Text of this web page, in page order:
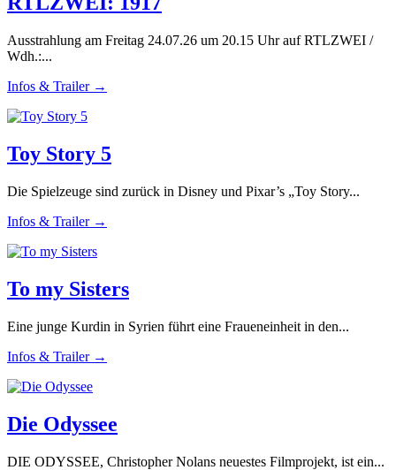
Ausstrahlung am Freitag 24.07.26 um 20.15 Uhr auf RTLZWEI /
Wdh.:...
Infos & Trailer →
Toy Story 5
Die Spielzeuge sind zurück in Disney und Pixar’s „Toy Story...
Infos & Trailer →
To my Sisters
Eine junge Kurdin in Syrien führt eine Fraueneinheit in den...
Infos & Trailer →
Die Odyssee
DIE ODYSSEE, Christopher Nolans neuestes Filmprojekt, ist ein...